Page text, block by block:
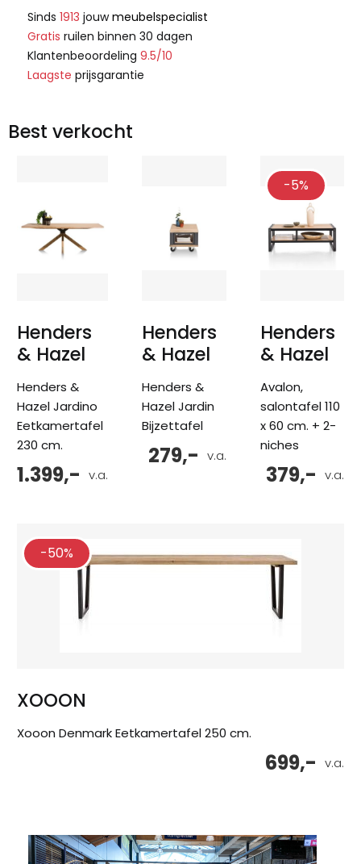
Sinds 1913 jouwmeubelspecialist
Gratis ruilen binnen 30 dagen
Klantenbeoordeling 9.5/10
Laagste prijsgarantie
Best verkocht
Henders
& Hazel
Henders &
Hazel Jardino
Eetkamertafel
230 cm.
v.a.
1.399,-
Henders
& Hazel
Henders &
Hazel Jardin
Bijzettafel
v.a.
279,-
-5%
Henders
& Hazel
Avalon,
salontafel 110
x 60 cm. + 2-
niches
v.a.
379,-
-50%
XOOON
Xooon Denmark Eetkamertafel 250 cm.
v.a.
699,-